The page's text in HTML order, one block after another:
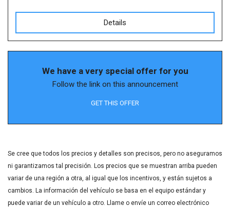
Details
We have a very special offer for you
Follow the link on this announcement
GET THIS OFFER
Se cree que todos los precios y detalles son precisos, pero no aseguramos
ni garantizamos tal precisión. Los precios que se muestran arriba pueden
variar de una región a otra, al igual que los incentivos, y están sujetos a
cambios. La información del vehículo se basa en el equipo estándar y
puede variar de un vehículo a otro. Llame o envíe un correo electrónico